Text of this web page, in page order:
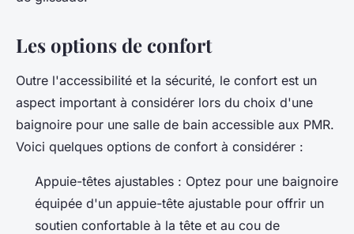
Les options de confort
Outre l'accessibilité et la sécurité, le confort est un
aspect important à considérer lors du choix d'une
baignoire pour une salle de bain accessible aux PMR.
Voici quelques options de confort à considérer :
Appuie-têtes ajustables : Optez pour une baignoire
équipée d'un appuie-tête ajustable pour offrir un
soutien confortable à la tête et au cou de